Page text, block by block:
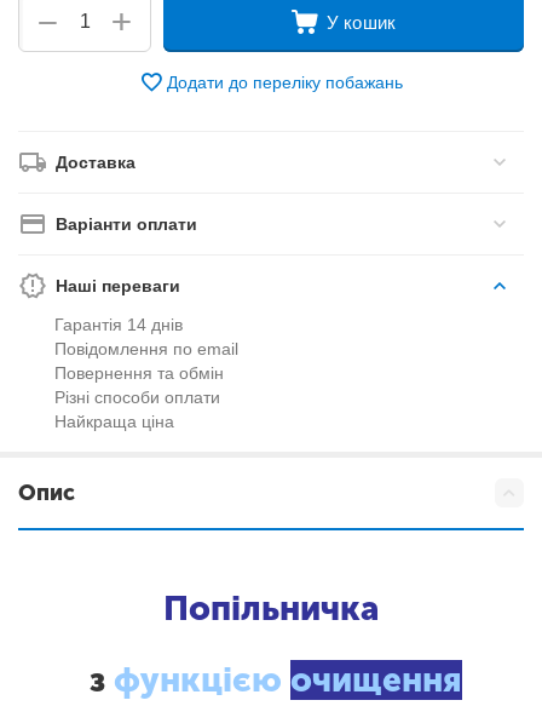
+
− У кошик
Додати до переліку побажань
Доставка
Варіанти оплати
Наші переваги
Гарантія 14 днів
Повідомлення по email
Повернення та обмін
Різні способи оплати
Найкраща ціна
Опис
Попільничка
з функцією очищення